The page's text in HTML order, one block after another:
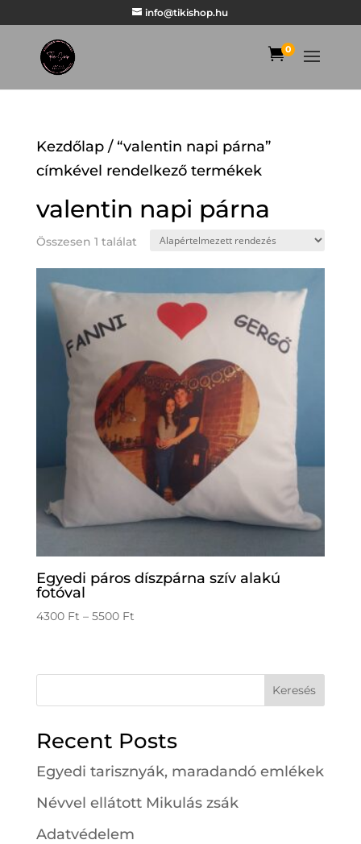
info@tikishop.hu
0
Kezdőlap/ “valentin napi párna”
címkével rendelkező termékek
valentin napi párna
Összesen 1 találat
Egyedi páros díszpárna szív alakú
fotóval
4300 Ft – 5500 FtÁrtartomány:
5500 Ft
Keresés
Recent Posts
Egyedi tarisznyák, maradandó emlékek
Névvel ellátott Mikulás zsák
Adatvédelem